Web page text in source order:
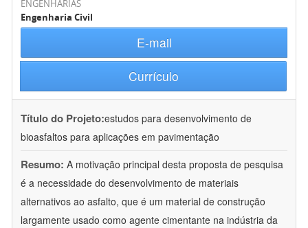
ENGENHARIAS
Engenharia Civil
E-mail
Currículo
Título do Projeto:estudos para desenvolvimento de
bioasfaltos para aplicações em pavimentação
Resumo: A motivação principal desta proposta de pesquisa
é a necessidade do desenvolvimento de materiais
alternativos ao asfalto, que é um material de construção
largamente usado como agente cimentante na indústria da